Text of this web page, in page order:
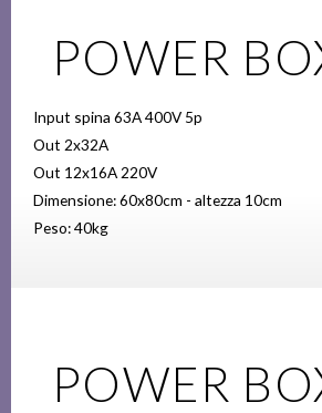
POWER
Input spina 63A 400V 5p
Out 2x32A
Out 12x16A 220V
Dimensione: 60x80cm - altezza 10cm
Peso: 40kg
POWER